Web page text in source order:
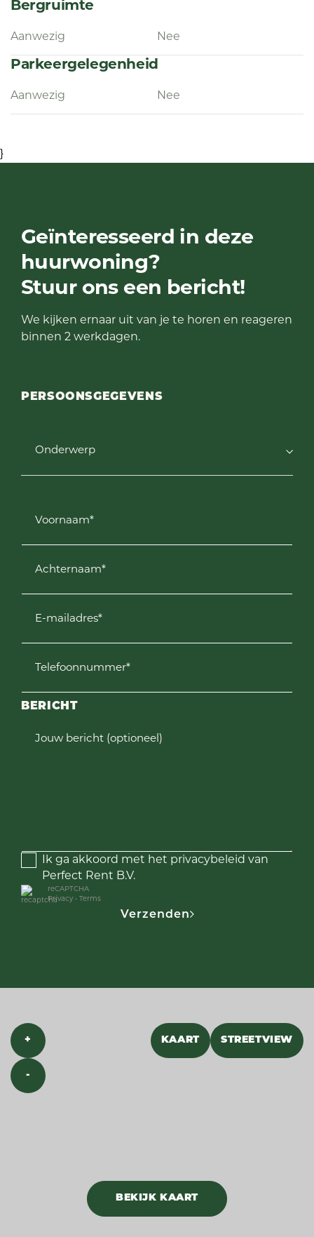
Bergruimte
Aanwezig Nee
Parkeergelegenheid
Aanwezig Nee
}
Geïnteresseerd in deze
huurwoning?
Stuur ons een bericht!
We kijken ernaar uit van je te horen en reageren
binnen 2 werkdagen.
PERSOONSGEGEVENS
Onderwerp
Voornaam*
Achternaam*
E-mailadres*
Telefoonnummer*
BERICHT
Jouw bericht (optioneel)
Ik ga akkoord met het privacybeleid van
Perfect Rent B.V.
reCAPTCHA
Privacy • Terms
Verzenden
BEKIJK KAART
+
-
KAART STREETVIEW